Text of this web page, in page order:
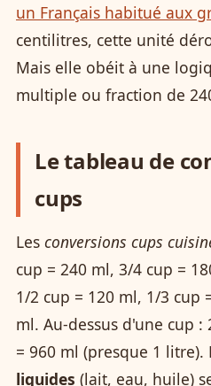
un Français habitué aux
centilitres, cette unité
Mais elle obéit à une
multiple ou fraction de
Le tableau de
cups
Les conversions cups
cup = 240 ml, 3/4 cup =
1/2 cup = 120 ml, 1/3 cup
ml. Au-dessus d'une cup :
= 960 ml (presque 1 litre).
liquides (lait, eau, huile)